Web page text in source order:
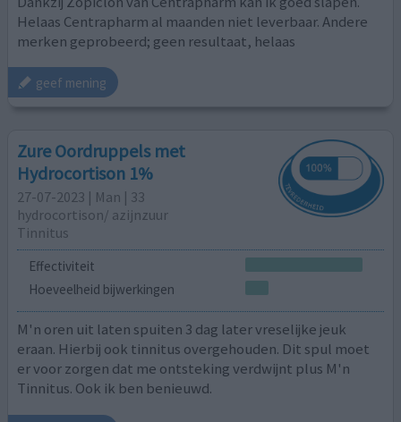
Helaas Centrapharm al maanden niet leverbaar. Andere
merken geprobeerd; geen resultaat, helaas
geef mening
Zure Oordruppels met
Hydrocortison 1%
27-07-2023 | Man | 33
hydrocortison/ azijnzuur
Tinnitus
Effectiviteit
Hoeveelheid bijwerkingen
M'n oren uit laten spuiten 3 dag later vreselijke jeuk
eraan. Hierbij ook tinnitus overgehouden. Dit spul moet
er voor zorgen dat me ontsteking verdwijnt plus M'n
Tinnitus. Ook ik ben benieuwd.